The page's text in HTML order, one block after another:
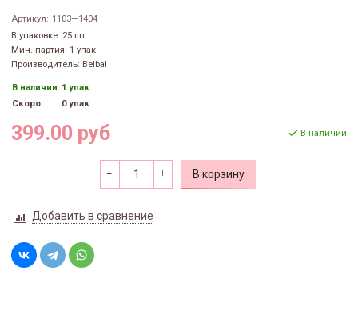
Артикул: 1103—1404
В упаковке: 25 шт.
Мин. партия: 1 упак
Производитель: Belbal
В наличии: 1 упак
Скоро:
0 упак
399.00 руб В наличии
В корзину
Добавить в сравнение